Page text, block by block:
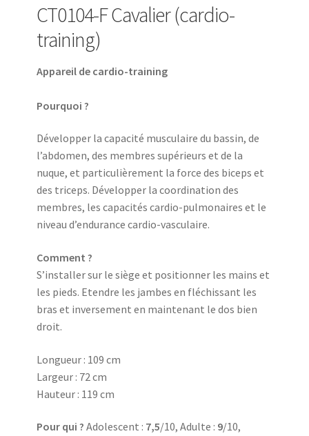
CT0104-F Cavalier (cardio-
training)
Appareil de cardio-training
Pourquoi ?
Développer la capacité musculaire du bassin, de
l’abdomen, des membres supérieurs et de la
nuque, et particulièrement la force des biceps et
des triceps. Développer la coordination des
membres, les capacités cardio-pulmonaires et le
niveau d’endurance cardio-vasculaire.
Comment ?
S’installer sur le siège et positionner les mains et
les pieds. Etendre les jambes en fléchissant les
bras et inversement en maintenant le dos bien
droit.
Longueur : 109 cm
Largeur : 72 cm
Hauteur : 119 cm
Pour qui ? Adolescent : 7,5/10, Adulte : 9/10,